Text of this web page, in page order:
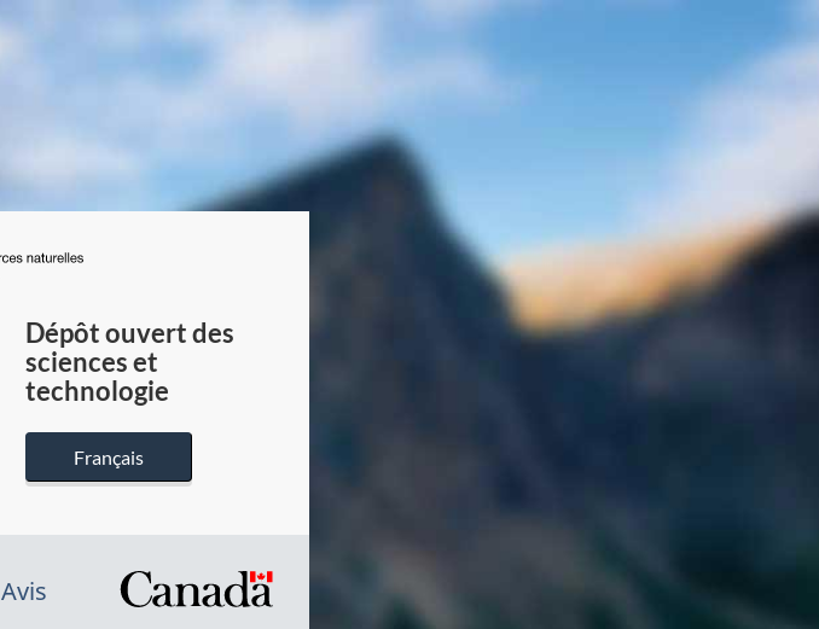
du
Canada
Dépôt ouvert des
sciences et
technologie
Français
Avis
/